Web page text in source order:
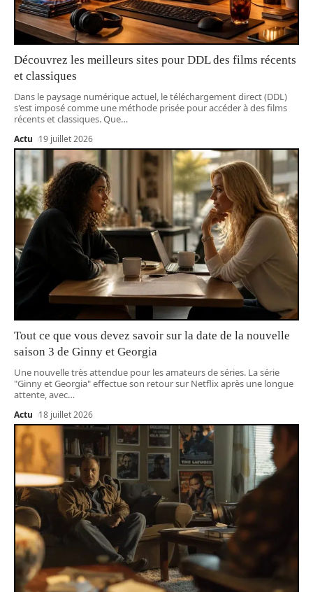
Découvrez les meilleurs sites pour DDL des films récents
et classiques
Dans le paysage numérique actuel, le téléchargement direct (DDL)
s'est imposé comme une méthode prisée pour accéder à des films
récents et classiques. Que…
Actu 19 juillet 2026
Tout ce que vous devez savoir sur la date de la nouvelle
saison 3 de Ginny et Georgia
Une nouvelle très attendue pour les amateurs de séries. La série
"Ginny et Georgia" effectue son retour sur Netflix après une longue
attente, avec…
Actu 18 juillet 2026